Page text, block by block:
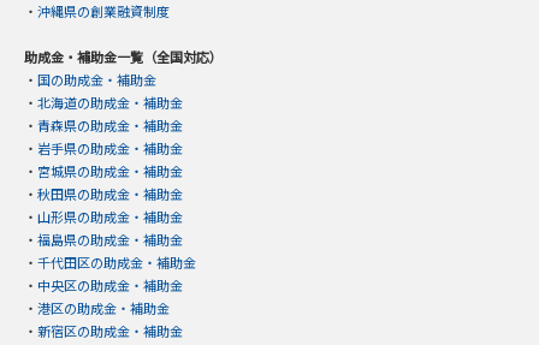
・ 沖縄県の創業融資制度
助成金・補助金一覧（全国対応）
・ 国の助成金・補助金
・ 北海道の助成金・補助金
・ 青森県の助成金・補助金
・ 岩手県の助成金・補助金
・ 宮城県の助成金・補助金
・ 秋田県の助成金・補助金
・ 山形県の助成金・補助金
・ 福島県の助成金・補助金
・ 千代田区の助成金・補助金
・ 中央区の助成金・補助金
・ 港区の助成金・補助金
・ 新宿区の助成金・補助金